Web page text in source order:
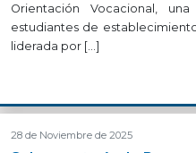
Orientación Vocacional,
estudiantes de
liderada por […]
28 de Noviembre de 2025